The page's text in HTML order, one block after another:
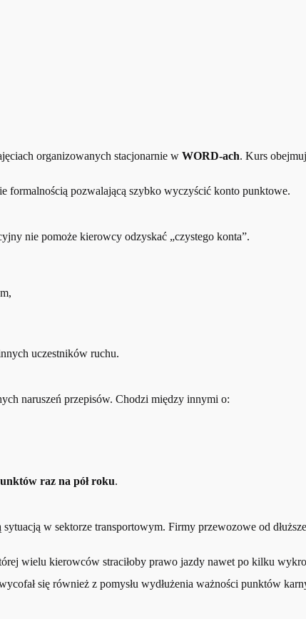
organizowanych stacjonarnie w WORD-ach. Kurs
formalnością pozwalającą szybko wyczyścić konto punktowe.
nie pomoże kierowcy odzyskać „czystego konta”.
uczestników ruchu.
naruszeń przepisów. Chodzi między innymi o:
raz na pół roku.
w sektorze transportowym. Firmy przewozowe od
wielu kierowców straciłoby prawo jazdy nawet po kilku
się również z pomysłu wydłużenia ważności punktów